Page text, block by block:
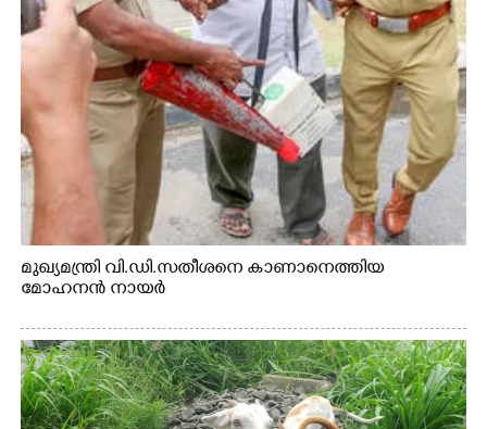
മുഖ്യമന്ത്രി വി.ഡി.സതീശനെ കാണാനെത്തിയ
മോഹനൻ നായർ